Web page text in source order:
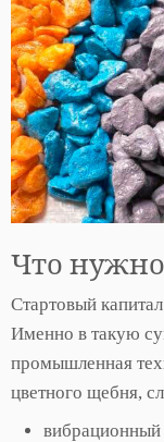
Что
Стартовый
Именно в такую
промышленная
цветного щебня,
вибрационный